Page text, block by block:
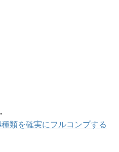
類を確実にフルコンプする